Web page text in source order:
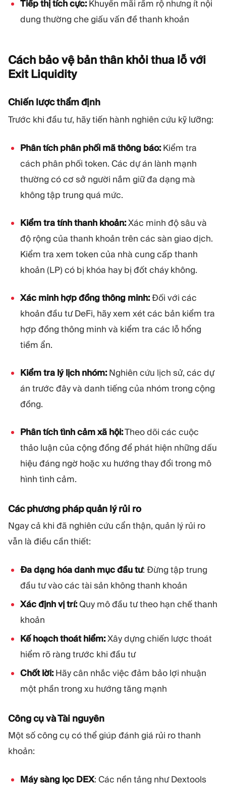
Tiếp thị tích cực:Khuyến mãi rầm rộ nhưng ít nội
dung thường che giấu vấn đề thanh khoản
Cách bảo vệ bản thân khỏi thua lỗ với
ExitLiquidity
Chiến lược thẩm định
Trước khi đầu tư, hãy tiến hành nghiên cứu kỹ lưỡng:
Phân tích phân phối mã thông báo:Kiểm tra
cách phân phối token. Các dự án lành mạnh
thường có cơ sở người nắm giữ đa dạng mà
không tập trung quá mức.
Kiểm tra tính thanh khoản:Xác minh độ sâu và
độ rộng của thanh khoản trên các sàn giao dịch.
Kiểm tra xem token của nhà cung cấp thanh
khoản (LP) có bị khóa hay bị đốt cháy không.
Xác minh hợp đồng thông minh:Đối với các
khoản đầu tư DeFi, hãy xem xét các bản kiểm tra
hợp đồng thông minh và kiểm tra các lỗ hổng
tiềm ẩn.
Kiểm tra lý lịch nhóm:Nghiên cứu lịch sử, các dự
án trước đây và danh tiếng của nhóm trong cộng
đồng.
Phân tích tình cảm xã hội:Theo dõi các cuộc
thảo luận của cộng đồng để phát hiện những dấu
hiệu đáng ngờ hoặc xu hướng thay đổi trong mô
hình tình cảm.
Các phương pháp quản lý rủi ro
Ngay cả khi đã nghiên cứu cẩn thận, quản lý rủi ro
vẫn là điều cần thiết:
Đa dạng hóa danh mục đầu tư: Đừng tập trung
đầu tư vào các tài sản không thanh khoản
Xác định vị trí:Quy mô đầu tư theo hạn chế thanh
khoản
Kế hoạch thoát hiểm:Xây dựng chiến lược thoát
hiểm rõ ràng trước khi đầu tư
Chốt lời:Hãy cân nhắc việc đảm bảo lợi nhuận
một phần trong xu hướng tăng mạnh
Công cụ và Tài nguyên
Một số công cụ có thể giúp đánh giá rủi ro thanh
khoản:
Máy sàng lọc DEX: Các nền tảng như Dextools